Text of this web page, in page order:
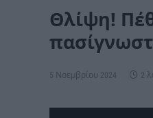
Θλίψη!
5 Νοεμβρίου 2024 2